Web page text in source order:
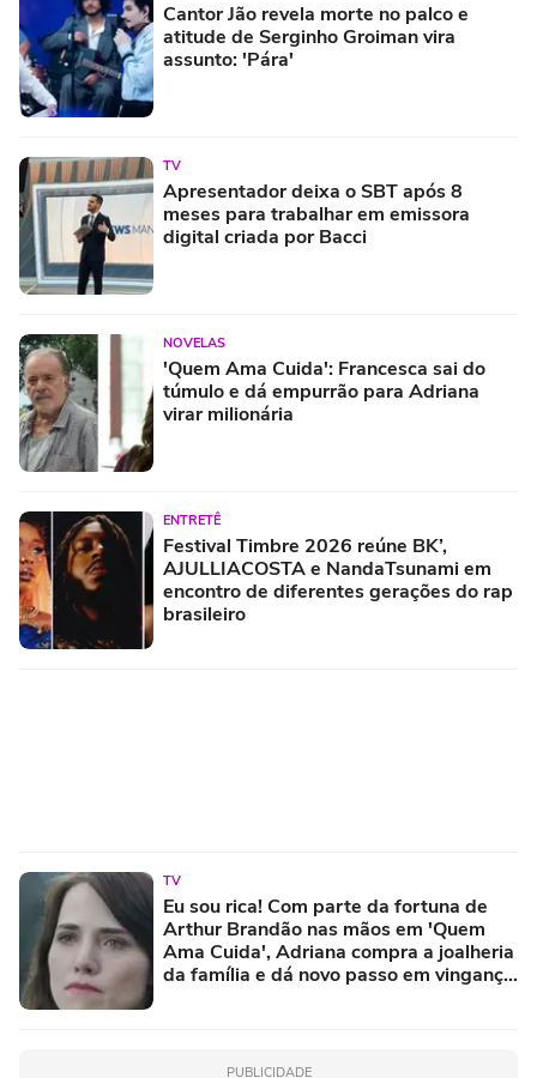
Cantor Jão revela morte no palco e
atitude de Serginho Groiman vira
assunto: 'Pára'
TV
Apresentador deixa o SBT após 8
meses para trabalhar em emissora
digital criada por Bacci
NOVELAS
'Quem Ama Cuida': Francesca sai do
túmulo e dá empurrão para Adriana
virar milionária
ENTRETÊ
Festival Timbre 2026 reúne BK’,
AJULLIACOSTA e NandaTsunami em
encontro de diferentes gerações do rap
brasileiro
TV
Eu sou rica! Com parte da fortuna de
Arthur Brandão nas mãos em 'Quem
Ama Cuida', Adriana compra a joalheria
da família e dá novo passo em vingança
PUBLICIDADE